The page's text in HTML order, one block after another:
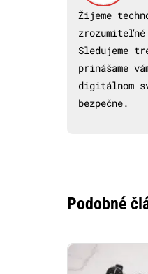
Žijeme
Sledujeme
prinášame
digitálnom
bezpečne.
Podobné